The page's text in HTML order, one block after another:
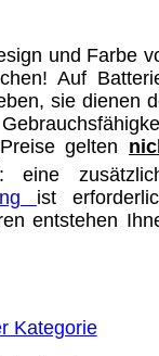
und Farbe
Auf
sie dienen
gelten
: eine
ist
entstehen
Kategorie